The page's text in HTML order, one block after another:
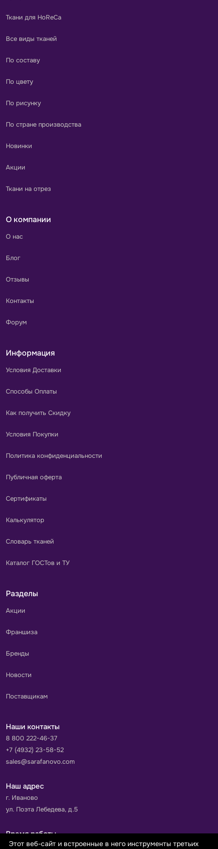
Ткани для HoReCa
Все виды тканей
По составу
По цвету
По рисунку
По стране производства
Новинки
Акции
Ткани на отрез
О компании
О нас
Блог
Отзывы
Контакты
Форум
Информация
Условия Доставки
Способы Оплаты
Как получить Скидку
Условия Покупки
Политика конфиденциальности
Публичная оферта
Сертификаты
Калькулятор
Словарь тканей
Каталог ГОСТов и ТУ
Разделы
Акции
Франшиза
Бренды
Новости
Поставщикам
Наши контакты
8 800 222-46-37
+7 (4932) 23-58-52
sales@sarafanovo.com
Наш адрес
г. Иваново
ул. Поэта Лебедева, д.5
Время работы
Пн-Пт с 9.00 до 18.00
Этот веб-сайт и встроенные в него инструменты третьих